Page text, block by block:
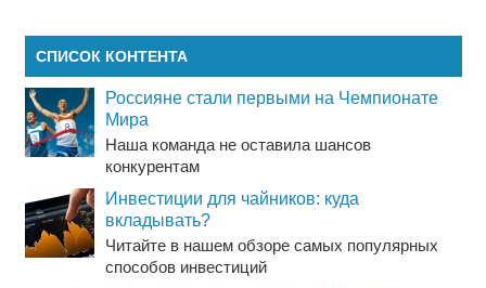
СПИСОК КОНТЕНТА
Россияне стали первыми на Чемпионате
Мира
Наша команда не оставила шансов
конкурентам
Инвестиции для чайников: куда
вкладывать?
Читайте в нашем обзоре самых популярных
способов инвестиций